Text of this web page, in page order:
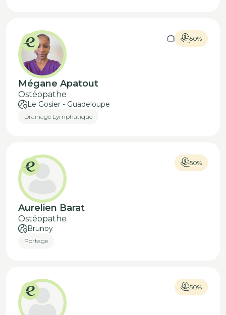
50%
Mégane Apatout
Ostéopathe
Le Gosier - Guadeloupe
Drainage Lymphatique
50%
Aurelien Barat
Ostéopathe
Brunoy
Portage
50%